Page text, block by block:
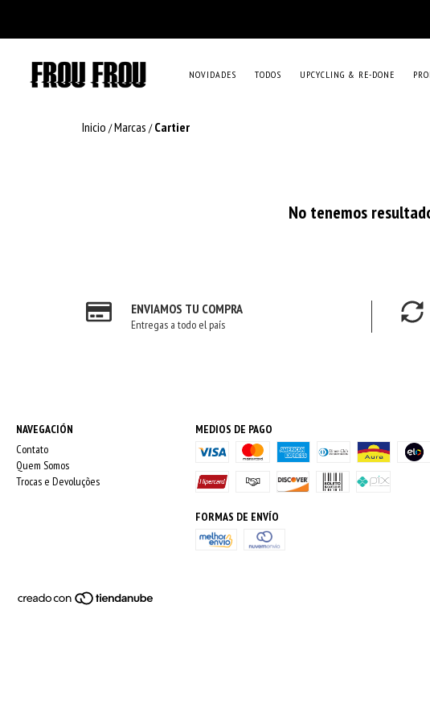
NOVIDADES TODOS UPCYCLING & RE-DONE
Inicio /Marcas / Cartier
No tenemos
ENVIAMOS TU COMPRA
Entregas a todo el país
NAVEGACIÓN
Contato
Quem Somos
Trocas e Devoluções
MEDIOS DE PAGO
FORMAS DE ENVÍO